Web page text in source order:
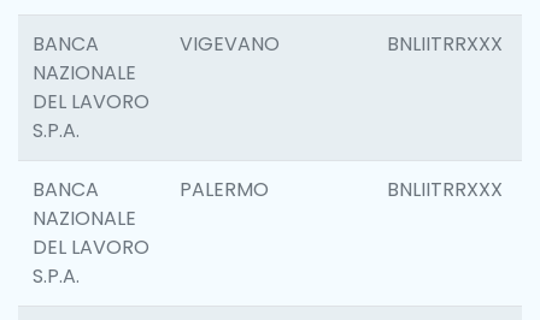
BANCA
NAZIONALE
DEL LAVORO
S.P.A.
VIGEVANO BNLIITRRXXX
BANCA
NAZIONALE
DEL LAVORO
S.P.A.
PALERMO BNLIITRRXXX